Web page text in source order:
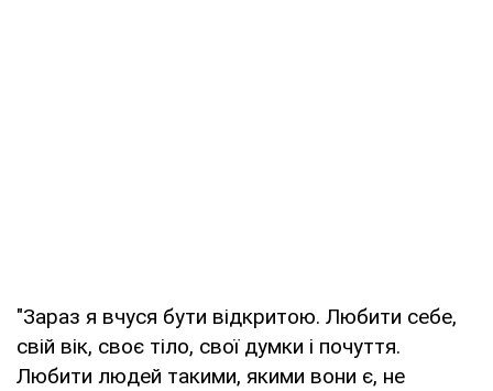
"Зараз я вчуся бути відкритою. Любити себе,
свій вік, своє тіло, свої думки і почуття.
Любити людей такими, якими вони є, не